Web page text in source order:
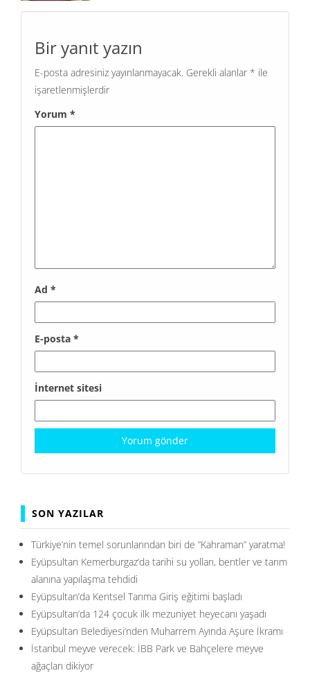
Bir yanıt yazın
E-posta adresiniz yayınlanmayacak. Gerekli alanlar * ile
işaretlenmişlerdir
Yorum *
Ad *
E-posta *
İnternet sitesi
SON YAZILAR
Türkiye’nin temel sorunlarından biri de ”Kahraman” yaratma!
Eyüpsultan Kemerburgaz’da tarihi su yolları, bentler ve tarım
alanına yapılaşma tehdidi
Eyüpsultan’da Kentsel Tarıma Giriş eğitimi başladı
Eyüpsultan’da 124 çocuk ilk mezuniyet heyecanı yaşadı
Eyüpsultan Belediyesi’nden Muharrem Ayında Aşure İkramı
İstanbul meyve verecek: İBB Park ve Bahçelere meyve
ağaçları dikiyor